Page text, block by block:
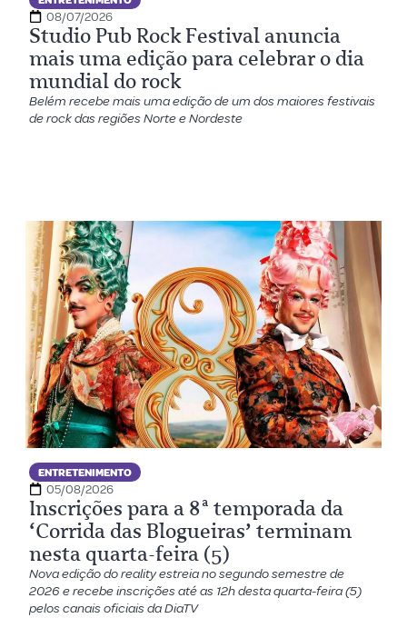
08/07/2026
Studio Pub Rock Festival anuncia
mais uma edição para celebrar o dia
mundial do rock
Belém recebe mais uma edição de um dos maiores festivais
de rock das regiões Norte e Nordeste
ENTRETENIMENTO
05/08/2026
Inscrições para a 8ª temporada da
‘Corrida das Blogueiras’ terminam
nesta quarta-feira (5)
Nova edição do reality estreia no segundo semestre de
2026 e recebe inscrições até as 12h desta quarta-feira (5)
pelos canais oficiais da DiaTV